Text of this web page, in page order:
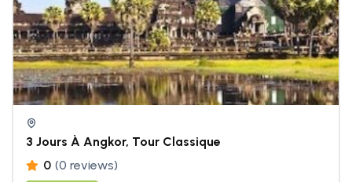
3 Jours À Angkor, Tour Classique
0 (0 reviews)